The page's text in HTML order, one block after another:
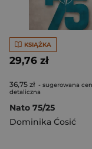
KSIĄŻKA
29,76 zł
36,75 zł - sugerowana
detaliczna
Nato 75/25
Dominika Ćosić